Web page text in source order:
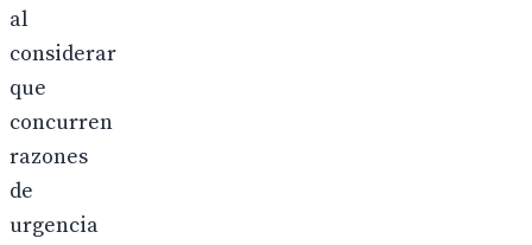
al
considerar
que
concurren
razones
de
urgencia